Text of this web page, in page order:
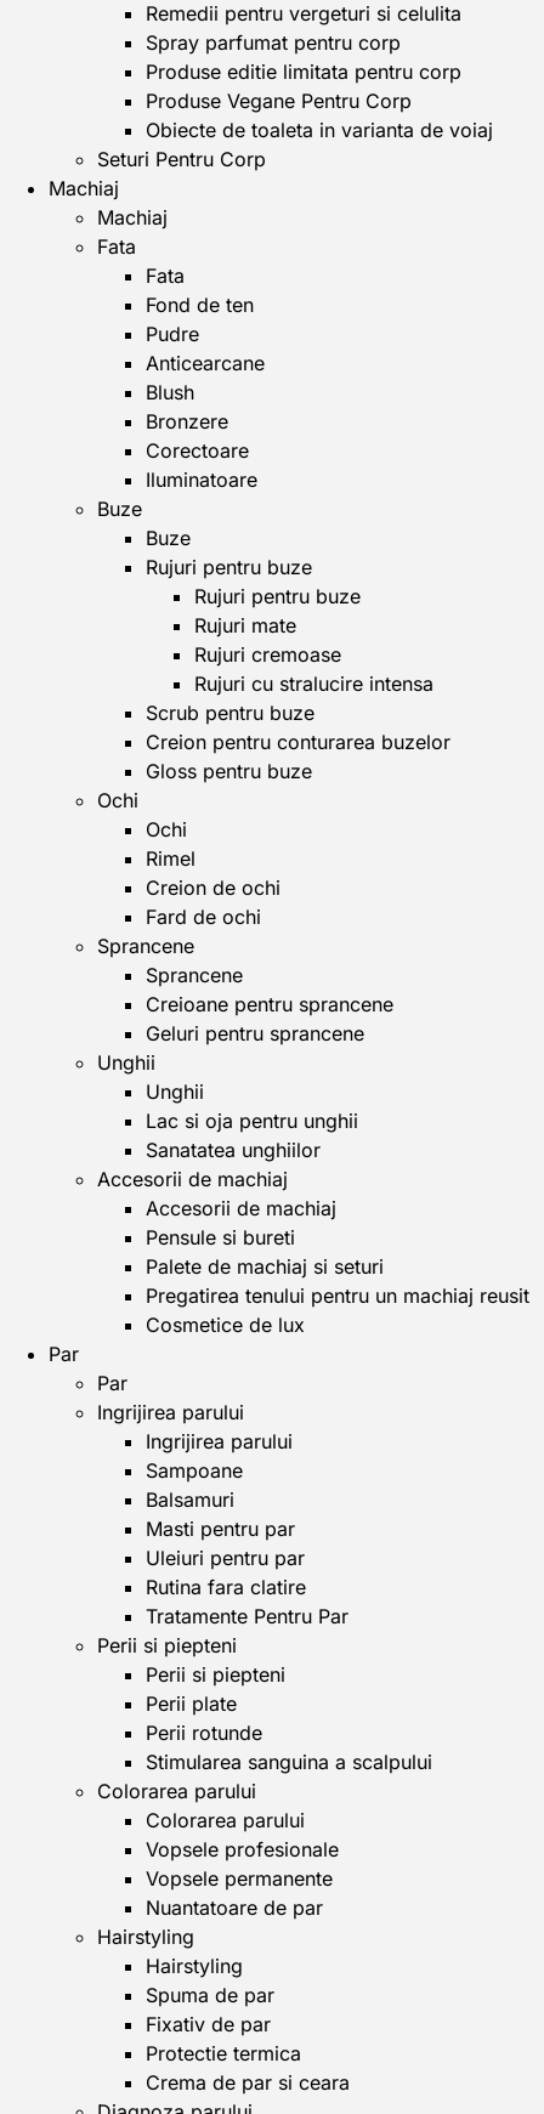
Remedii pentru vergeturi si celulita
Spray parfumat pentru corp
Produse editie limitata pentru corp
Produse Vegane Pentru Corp
Obiecte de toaleta in varianta de voiaj
Seturi Pentru Corp
Machiaj
Machiaj
Fata
Fata
Fond de ten
Pudre
Anticearcane
Blush
Bronzere
Corectoare
Iluminatoare
Buze
Buze
Rujuri pentru buze
Rujuri pentru buze
Rujuri mate
Rujuri cremoase
Rujuri cu stralucire intensa
Scrub pentru buze
Creion pentru conturarea buzelor
Gloss pentru buze
Ochi
Ochi
Rimel
Creion de ochi
Fard de ochi
Sprancene
Sprancene
Creioane pentru sprancene
Geluri pentru sprancene
Unghii
Unghii
Lac si oja pentru unghii
Sanatatea unghiilor
Accesorii de machiaj
Accesorii de machiaj
Pensule si bureti
Palete de machiaj si seturi
Pregatirea tenului pentru un machiaj reusit
Cosmetice de lux
Par
Par
Ingrijirea parului
Ingrijirea parului
Sampoane
Balsamuri
Masti pentru par
Uleiuri pentru par
Rutina fara clatire
Tratamente Pentru Par
Perii si piepteni
Perii si piepteni
Perii plate
Perii rotunde
Stimularea sanguina a scalpului
Colorarea parului
Colorarea parului
Vopsele profesionale
Vopsele permanente
Nuantatoare de par
Hairstyling
Hairstyling
Spuma de par
Fixativ de par
Protectie termica
Crema de par si ceara